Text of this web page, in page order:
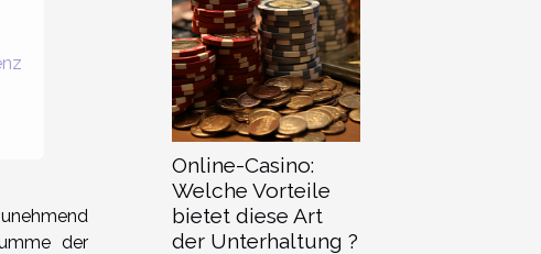
der
Online-Casino:
Welche Vorteile
bietet diese Art
der Unterhaltung ?